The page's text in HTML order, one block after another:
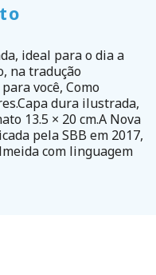
ideal para o dia a
na tradução
você, Como
dura ilustrada,
13.5 × 20 cm.A Nova
pela SBB em 2017,
com linguagem